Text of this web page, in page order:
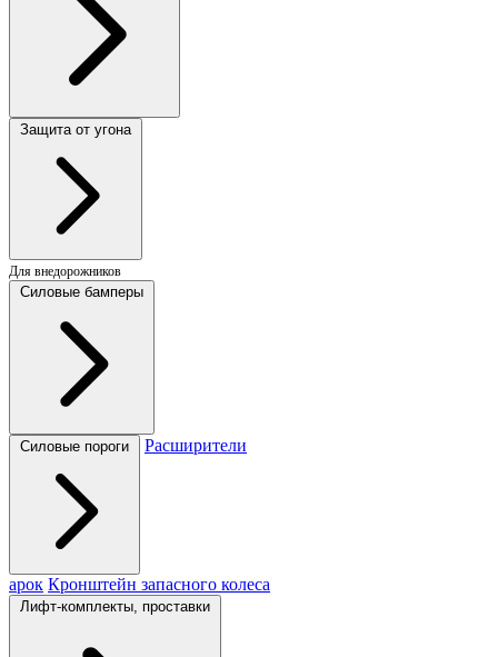
Защита от угона
Для внедорожников
Силовые бамперы
Силовые пороги Расширители
арок Кронштейн запасного колеса
Лифт-комплекты, проставки